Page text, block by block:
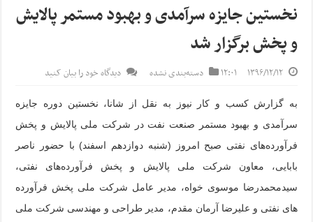
نخستین جایزه سرآمدی و بهبود مستمر پالایش
و پخش برگزار شد
۱۳۹۶/۱۲/۱۲ ۱۲:۰۱ دسته‌بندی نشده دیدگاه خود را بیان کنید
به گزارش کسب و کار نیوز به نقل از شانا، نخستین دوره جایزه
سرآمدی و بهبود مستمر صنعت نفت در شرکت ملی پالایش و پخش
فرآورده‌های نفتی صبح امروز (شنبه دوازدهم اسفند) با حضور ناصر
بابایی، معاون شرکت ملی پالایش و پخش فرآورده‌های نفتی،
سیدمحمدرضا موسوی خواه، مدیر عامل شرکت ملی پخش فرآورده
های نفتی و علیرضا آرمان مقدم، مدیر طراحی و مهندسی شرکت ملی